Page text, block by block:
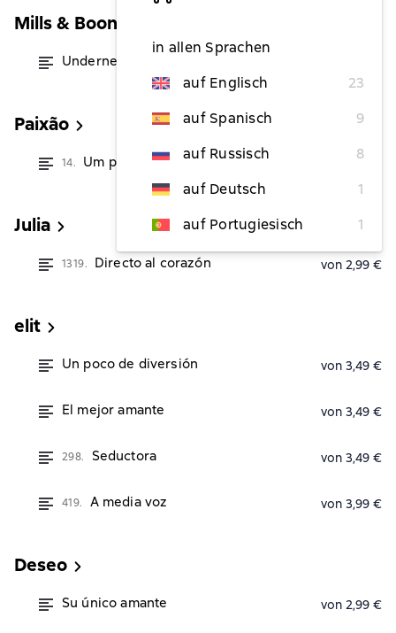
in allen Sprachen
auf Englisch
23
auf Spanisch
9
auf Russisch
8
auf Deutsch
1
auf Portugiesisch
1
Mills & Boon Temptation
Underneath It All
Paixão
14. Um pouco de diversão von 3,49 €
Julia
1319. Directo al corazón von 2,99 €
elit
Un poco de diversión von 3,49 €
El mejor amante von 3,49 €
298. Seductora von 3,49 €
419. A media voz von 3,99 €
Deseo
Su único amante von 2,99 €